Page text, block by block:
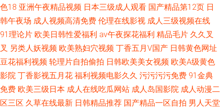
色18 亚洲午夜精品视频 日本三级成人观看 国产精品第12页 日
韩午夜场 成人视频高清免费 伦理在线影视 成人三级视频在线
91理论片 欧美日韩性爱福利 av午夜探花福利 精品毛片 久久叉
叉 另类人妖视频 欧美熟妇穴视频 丁香五月V国产 日韩黄色网址
豆花福利视频 轮理片自拍偷拍 日韩欧美美女视频 欧美A级黄色
影院 丁香影视五月花 福利视频电影久久 污污污污免费 91金典
免费 欧美三级日本 成人在线吃瓜网站 成人岛国影院 成人动漫二
区三区 久草在线最新 日韩精品推荐 国产精品一区自拍 男人天堂